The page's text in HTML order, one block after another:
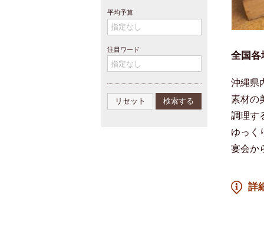
全国各
沖縄県
素材の
調理す
ゆっく
宴会か
詳
平均予算
注目ワード